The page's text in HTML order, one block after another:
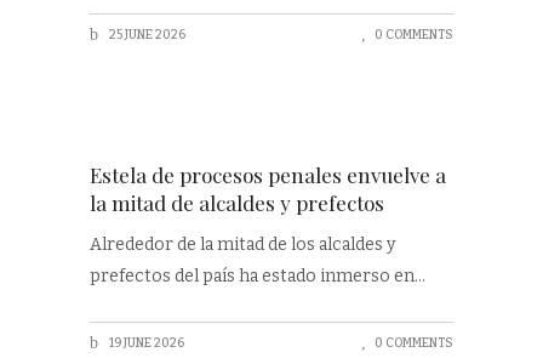
25 JUNE 2026 0 COMMENTS
Estela de procesos penales envuelve a
la mitad de alcaldes y prefectos
Alrededor de la mitad de los alcaldes y
prefectos del país ha estado inmerso en
19 JUNE 2026 0 COMMENTS